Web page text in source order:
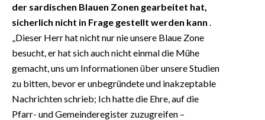
der sardischen Blauen Zonen gearbeitet hat,
sicherlich nicht in Frage gestellt werden kann
„Dieser Herr hat nicht nur nie unsere Blaue Zone
besucht, er hat sich auch nicht einmal die Mühe
gemacht, uns um Informationen über unsere Studien
zu bitten, bevor er unbegründete und inakzeptable
Nachrichten schrieb; Ich hatte die Ehre, auf die
Pfarr- und Gemeinderegister zuzugreifen –